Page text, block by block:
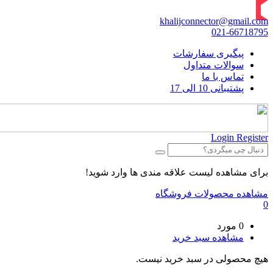
khalijconnector@gmail.com
021-66718795
پیگیری سفارشات
سوالات متداول
تماس با ما
پشتیبانی 10 الی 17
Login Register
برای مشاهده لیست علاقه مندی ها وارد شوید!
مشاهده محصولات فروشگاه
0
0 مورد
مشاهده سبد خرید
هیچ محصولی در سبد خرید نیست.